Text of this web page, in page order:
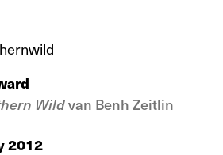
Wildvan Benh Zeitlin
2012